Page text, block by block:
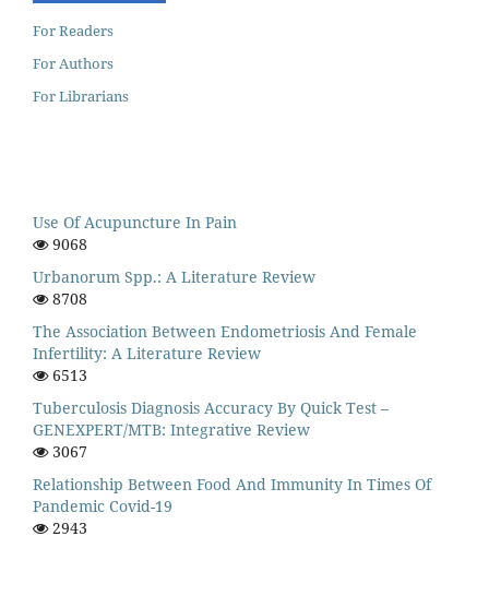
For Readers
For Authors
For Librarians
Use Of Acupuncture In Pain
9068
Urbanorum Spp.: A Literature Review
8708
The Association Between Endometriosis And Female
Infertility: A Literature Review
6513
Tuberculosis Diagnosis Accuracy By Quick Test –
GENEXPERT/MTB: Integrative Review
3067
Relationship Between Food And Immunity In Times Of
Pandemic Covid-19
2943